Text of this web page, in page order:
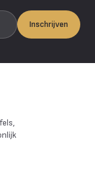
Inschrijven